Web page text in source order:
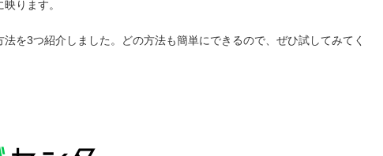
ります。
を3つ紹介しました。どの方法も簡単にできるので、ぜひ試してみてく